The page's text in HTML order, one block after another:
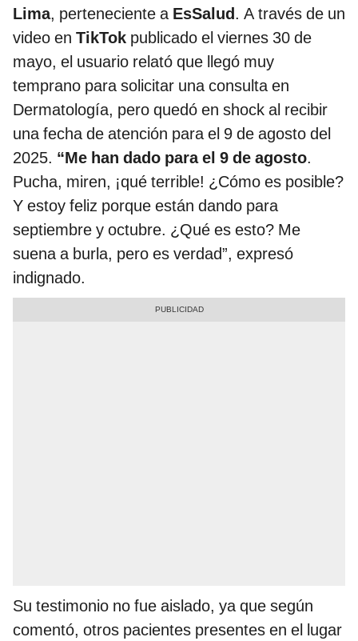
Lima, perteneciente a EsSalud. A través de un
video en TikTok publicado el viernes 30 de
mayo, el usuario relató que llegó muy
temprano para solicitar una consulta en
Dermatología, pero quedó en shock al recibir
una fecha de atención para el 9 de agosto del
2025. “Me han dado para el 9 de agosto.
Pucha, miren, ¡qué terrible! ¿Cómo es posible?
Y estoy feliz porque están dando para
septiembre y octubre. ¿Qué es esto? Me
suena a burla, pero es verdad”, expresó
indignado.
Su testimonio no fue aislado, ya que según
comentó, otros pacientes presentes en el lugar